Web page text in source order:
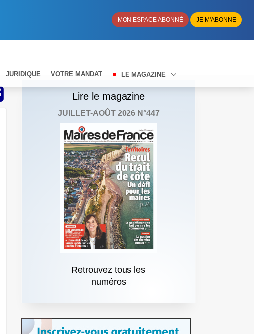
MON ESPACE ABONNÉ JE M'ABONNE
JURIDIQUE VOTRE MANDAT LE MAGAZINE
Lire le magazine
JUILLET-AOÛT 2026 N°447
Retrouvez tous les
numéros